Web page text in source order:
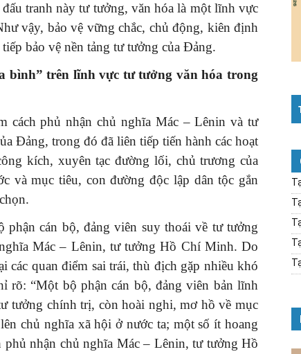
tranh này tư tưởng, văn hóa là một lĩnh vực
vậy, bảo vệ vững chắc, chủ động, kiên định
bảo vệ nền tảng tư tưởng của Đảng.
bình” trên lĩnh vực tư tưởng văn hóa trong
cách phủ nhận chủ nghĩa Mác – Lênin và tư
Đảng, trong đó đã liên tiếp tiến hành các hoạt
kích, xuyên tạc đường lối, chủ trương của
và mục tiêu, con đường độc lập dân tộc gắn
phận cán bộ, đảng viên suy thoái về tư tưởng
Mác – Lênin, tư tưởng Hồ Chí Minh. Do
các quan điểm sai trái, thù địch gặp nhiều khó
“Một bộ phận cán bộ, đảng viên bản lĩnh
tưởng chính trị, còn hoài nghi, mơ hồ về mục
chủ nghĩa xã hội ở nước ta; một số ít hoang
nhận chủ nghĩa Mác – Lênin, tư tưởng Hồ